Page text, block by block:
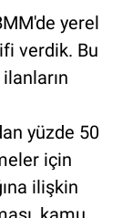
yerel
verdik. Bu
yüzde 50
için
ilişkin